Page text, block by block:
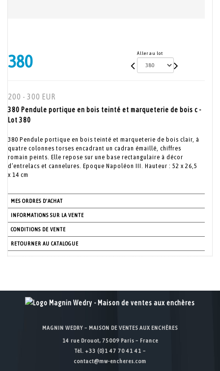
380 Aller au lot
200 - 300 EUR
380 Pendule portique en bois teinté et marqueterie de bois c -
Lot 380
380 Pendule portique en bois teinté et marqueterie de bois clair, à
quatre colonnes torses encadrant un cadran émaillé, chiffres
romain peints. Elle repose sur une base rectangulaire à décor
d’entrelacs et cannelures. Epoque Napoléon III. Hauteur : 52 x 26,5
x 14 cm
MES ORDRES D'ACHAT
INFORMATIONS SUR LA VENTE
CONDITIONS DE VENTE
RETOURNER AU CATALOGUE
MAGNIN WEDRY – MAISON DE VENTES AUX ENCHÈRES
14 rue Drouot, 75009 Paris – France
Tél. +33 (0)1 47 70 41 41 –
contact@mw-encheres.com